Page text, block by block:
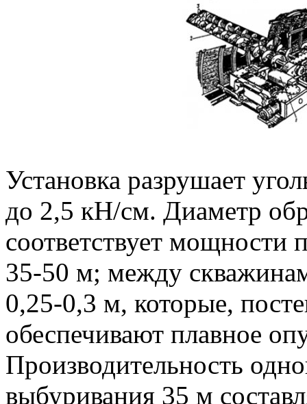
Установка разрушает
до 2,5 кН/см. Диаметр
соответствует
35-50 м; между
0,25-0,3 м, которые,
обеспечивают плавное
Производительность
выбуривания 35 м